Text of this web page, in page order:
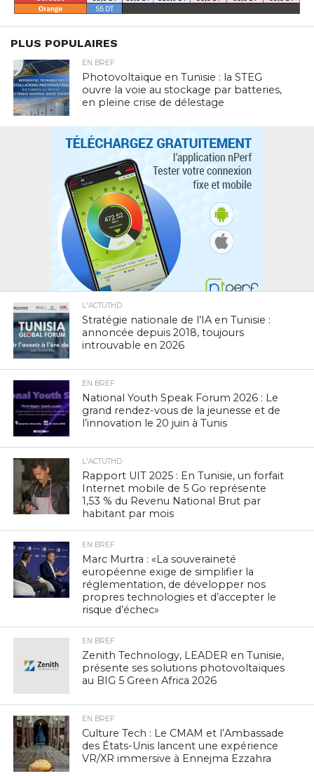
PLUS POPULAIRES
EN BREF
Photovoltaïque en Tunisie : la STEG
ouvre la voie au stockage par batteries,
en pleine crise de délestage
L'ACTUTHD
Stratégie nationale de l’IA en Tunisie :
annoncée depuis 2018, toujours
introuvable en 2026
EN BREF
National Youth Speak Forum 2026 : Le
grand rendez-vous de la jeunesse et de
l’innovation le 20 juin à Tunis
L'ACTUTHD
Rapport UIT 2025 : En Tunisie, un forfait
Internet mobile de 5 Go représente
1,53 % du Revenu National Brut par
habitant par mois
EN BREF
Marc Murtra : «La souveraineté
européenne exige de simplifier la
réglementation, de développer nos
propres technologies et d’accepter le
risque d’échec»
EN BREF
Zenith Technology, LEADER en Tunisie,
présente ses solutions photovoltaïques
au BIG 5 Green Africa 2026
EN BREF
Culture Tech : Le CMAM et l’Ambassade
des États-Unis lancent une expérience
VR/XR immersive à Ennejma Ezzahra